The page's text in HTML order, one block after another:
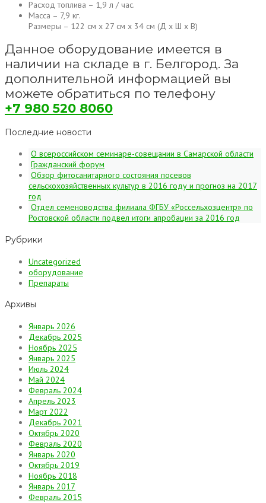
Расход топлива – 1,9 л / час.
Масса – 7,9 кг.
Размеры – 122 см x 27 см x 34 см (Д x Ш x В)
Данное оборудование имеется в
наличии на складе в г. Белгород. За
дополнительной информацией вы
можете обратиться по телефону
+7 980 520 8060
Последние новости
О всероссийском семинаре-совещании в Самарской области
Гражданский форум
Обзор фитосанитарного состояния посевов
сельскохозяйственных культур в 2016 году и прогноз на 2017
год
Отдел семеноводства филиала ФГБУ «Россельхозцентр» по
Ростовской области подвел итоги апробации за 2016 год
Рубрики
Uncategorized
оборудование
Препараты
Архивы
Январь 2026
Декабрь 2025
Ноябрь 2025
Январь 2025
Июль 2024
Май 2024
Февраль 2024
Апрель 2023
Март 2022
Декабрь 2021
Октябрь 2020
Февраль 2020
Январь 2020
Октябрь 2019
Ноябрь 2018
Январь 2017
Февраль 2015